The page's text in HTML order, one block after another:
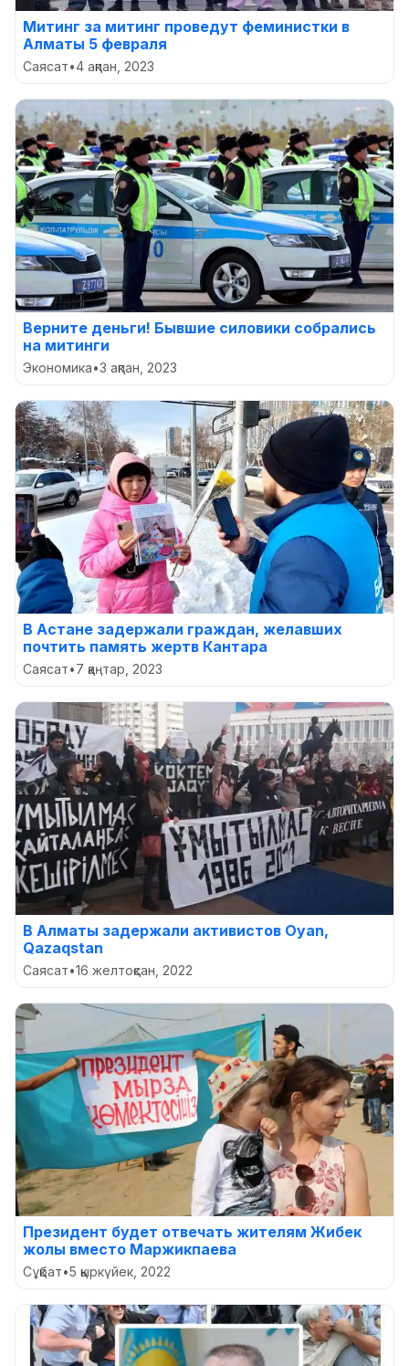
Митинг за митинг проведут феминистки в
Алматы 5 февраля
Саясат•4 ақпан, 2023
Верните деньги! Бывшие силовики собрались
на митинги
Экономика•3 ақпан, 2023
В Астане задержали граждан, желавших
почтить память жертв Кантара
Саясат•7 қаңтар, 2023
В Алматы задержали активистов Oyan,
Qazaqstan
Саясат•16 желтоқсан, 2022
Президент будет отвечать жителям Жибек
жолы вместо Маржикпаева
Сұқбат•5 қыркүйек, 2022